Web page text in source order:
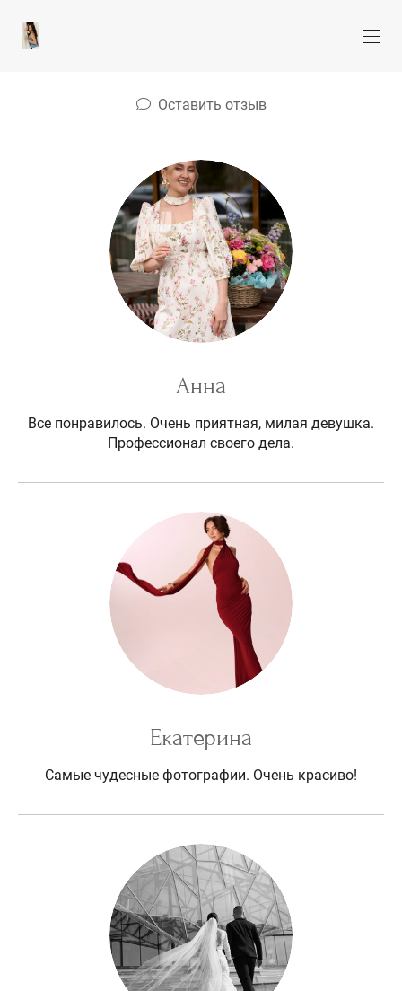
Оставить отзыв
Анна
Все понравилось. Очень приятная, милая девушка.
Профессионал своего дела.
Екатерина
Самые чудесные фотографии. Очень красиво!